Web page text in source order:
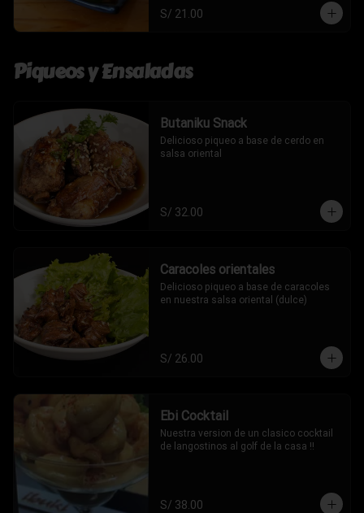
S/ 21.00
Piqueos y Ensaladas
Butaniku Snack
Delicioso piqueo a base de cerdo en
salsa oriental
S/ 32.00
Caracoles orientales
Delicioso piqueo a base de caracoles
en nuestra salsa oriental (dulce)
S/ 26.00
Ebi Cocktail
Nuestra version de un clasico cocktail
de langostinos al golf de la casa !!
S/ 38.00